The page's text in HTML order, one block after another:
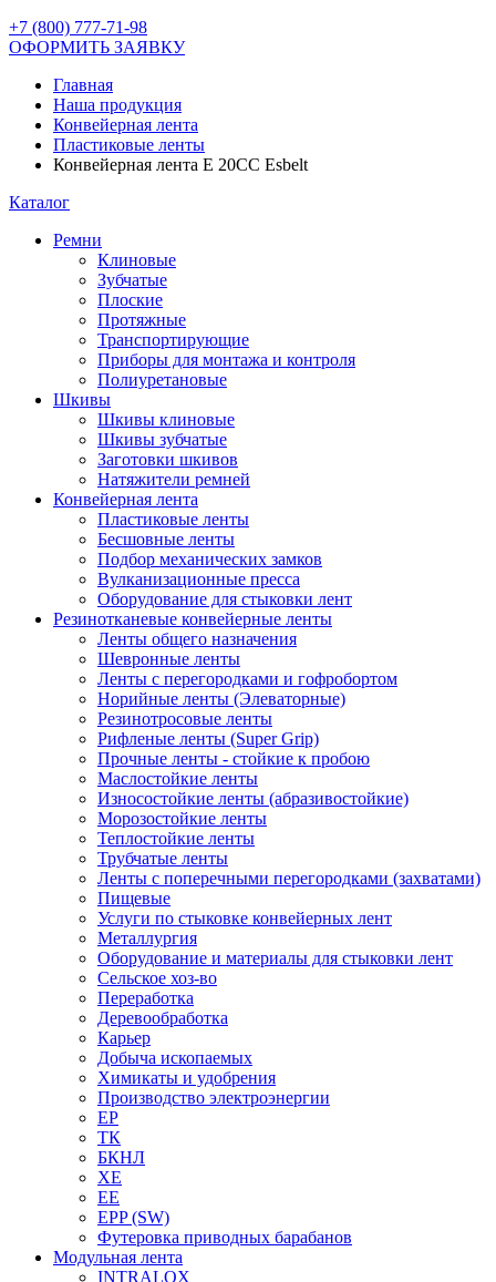
+7 (800) 777-71-98
ОФОРМИТЬ ЗАЯВКУ
Главная
Наша продукция
Конвейерная лента
Пластиковые ленты
Конвейерная лента E 20CC Esbelt
Каталог
Ремни
Клиновые
Зубчатые
Плоские
Протяжные
Транспортирующие
Приборы для монтажа и контроля
Полиуретановые
Шкивы
Шкивы клиновые
Шкивы зубчатые
Заготовки шкивов
Натяжители ремней
Конвейерная лента
Пластиковые ленты
Бесшовные ленты
Подбор механических замков
Вулканизационные пресса
Оборудование для стыковки лент
Резинотканевые конвейерные ленты
Ленты общего назначения
Шевронные ленты
Ленты с перегородками и гофробортом
Норийные ленты (Элеваторные)
Резинотросовые ленты
Рифленые ленты (Super Grip)
Прочные ленты - стойкие к пробою
Маслостойкие ленты
Износостойкие ленты (абразивостойкие)
Морозостойкие ленты
Теплостойкие ленты
Трубчатые ленты
Ленты с поперечными перегородками (захватами)
Пищевые
Услуги по стыковке конвейерных лент
Металлургия
Оборудование и материалы для стыковки лент
Сельское хоз-во
Переработка
Деревообработка
Карьер
Добыча ископаемых
Химикаты и удобрения
Производство электроэнергии
EP
ТК
БКНЛ
XE
EE
EPP (SW)
Футеровка приводных барабанов
Модульная лента
INTRALOX